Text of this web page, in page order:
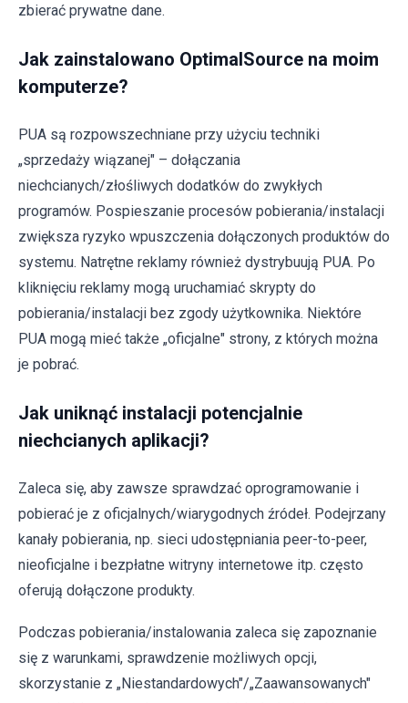
zbierać prywatne dane.
Jak zainstalowano OptimalSource na moim
komputerze?
PUA są rozpowszechniane przy użyciu techniki
„sprzedaży wiązanej" – dołączania
niechcianych/złośliwych dodatków do zwykłych
programów. Pospieszanie procesów pobierania/instalacji
zwiększa ryzyko wpuszczenia dołączonych produktów do
systemu. Natrętne reklamy również dystrybuują PUA. Po
kliknięciu reklamy mogą uruchamiać skrypty do
pobierania/instalacji bez zgody użytkownika. Niektóre
PUA mogą mieć także „oficjalne" strony, z których można
je pobrać.
Jak uniknąć instalacji potencjalnie
niechcianych aplikacji?
Zaleca się, aby zawsze sprawdzać oprogramowanie i
pobierać je z oficjalnych/wiarygodnych źródeł. Podejrzany
kanały pobierania, np. sieci udostępniania peer-to-peer,
nieoficjalne i bezpłatne witryny internetowe itp. często
oferują dołączone produkty.
Podczas pobierania/instalowania zaleca się zapoznanie
się z warunkami, sprawdzenie możliwych opcji,
skorzystanie z „Niestandardowych"/„Zaawansowanych"